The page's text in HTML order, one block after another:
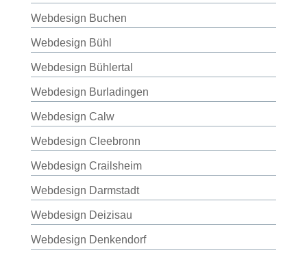
Webdesign Buchen
Webdesign Bühl
Webdesign Bühlertal
Webdesign Burladingen
Webdesign Calw
Webdesign Cleebronn
Webdesign Crailsheim
Webdesign Darmstadt
Webdesign Deizisau
Webdesign Denkendorf